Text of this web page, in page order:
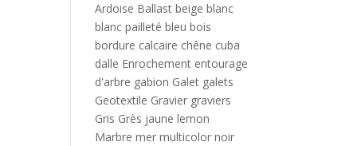
Ardoise Ballast beige blanc
blanc pailleté bleu bois
bordure calcaire chêne cuba
dalle Enrochement entourage
d'arbre gabion Galet galets
Geotextile Gravier graviers
Gris Grès jaune lemon
Marbre mer multicolor noir